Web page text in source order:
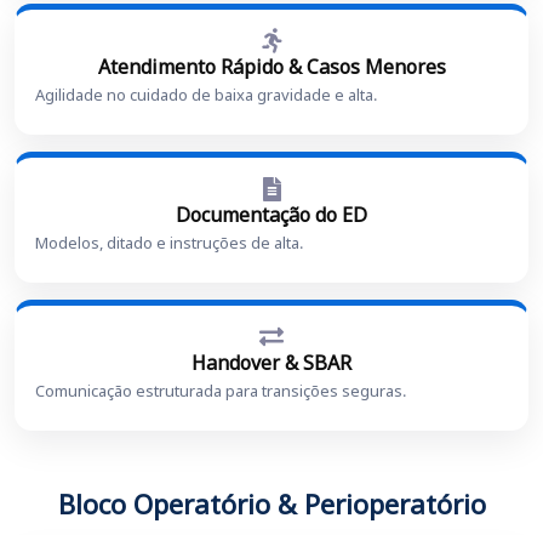
Atendimento Rápido & Casos Menores
Agilidade no cuidado de baixa gravidade e alta.
Documentação do ED
Modelos, ditado e instruções de alta.
Handover & SBAR
Comunicação estruturada para transições seguras.
Bloco Operatório & Perioperatório